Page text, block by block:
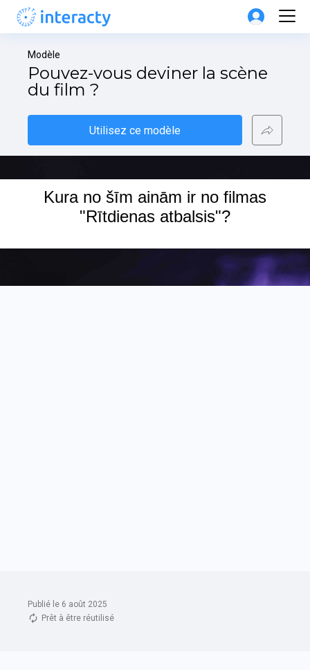
Publié le 6 août 2025
Prêt à être réutilisé
Modèle
Pouvez-vous deviner la scène
du film ?
Utilisez ce modèle